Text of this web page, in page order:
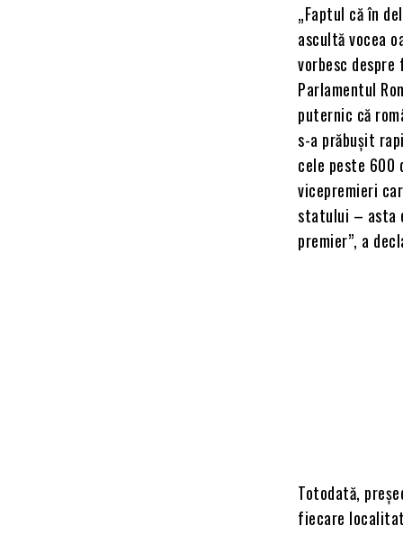
„Faptul că în
ascultă vocea
vorbesc
Parlamentul
puternic că
s-a prăbușit
cele peste 600
vicepremieri
statului – asta
premier”, a
Totodată,
fiecare